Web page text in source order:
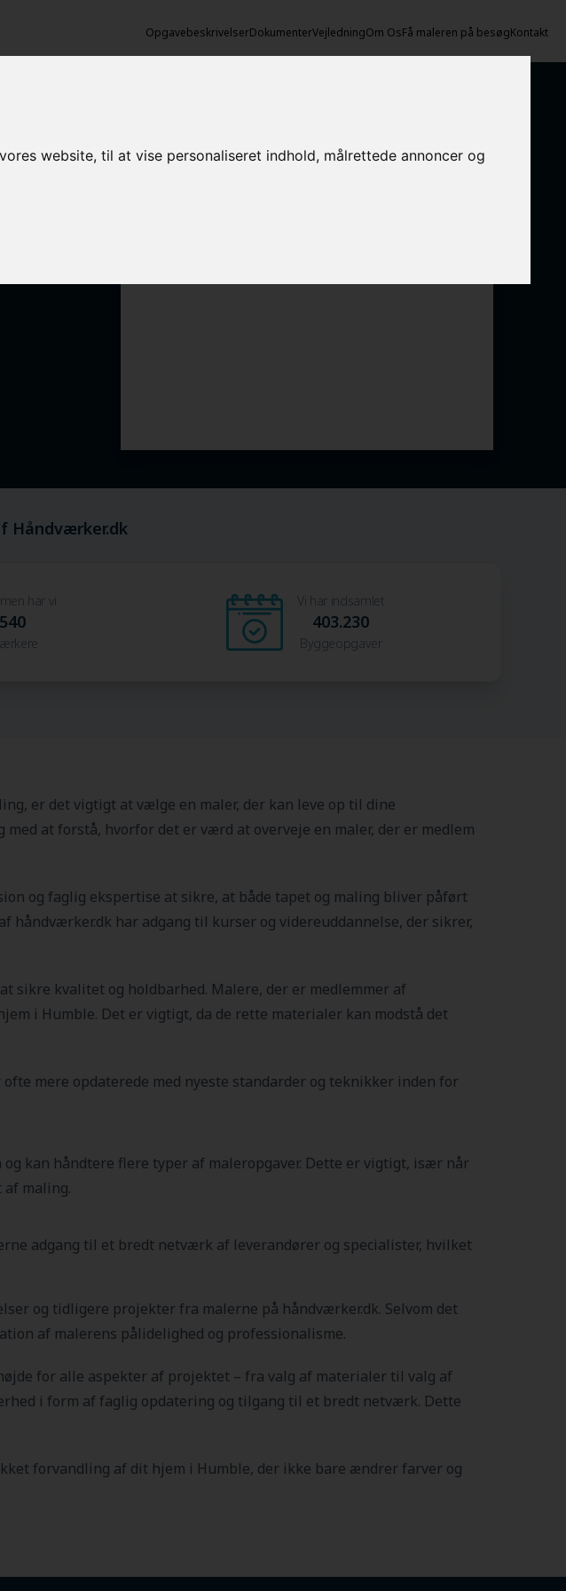
website, til at vise personaliseret indhold, målrettede annoncer og
OpgavebeskrivelserDokumenterVejledningOm OsFå maleren på besøgKontakt
Håndværker.dk
har vi Vi har indsamlet
403.230
Byggeopgaver
er det vigtigt at vælge en maler, der kan leve op til dine
at forstå, hvorfor det er værd at overveje en maler, der er medlem
og faglig ekspertise at sikre, at både tapet og maling bliver påført
har adgang til kurser og videreuddannelse, der sikrer,
sikre kvalitet og holdbarhed. Malere, der er medlemmer af
i Humble. Det er vigtigt, da de rette materialer kan modstå det
mere opdaterede med nyeste standarder og teknikker inden for
kan håndtere flere typer af maleropgaver. Dette er vigtigt, især når
maling.
adgang til et bredt netværk af leverandører og specialister, hvilket
og tidligere projekter fra malerne på håndværker.dk. Selvom det
af malerens pålidelighed og professionalisme.
for alle aspekter af projektet – fra valg af materialer til valg af
i form af faglig opdatering og tilgang til et bredt netværk. Dette
forvandling af dit hjem i Humble, der ikke bare ændrer farver og